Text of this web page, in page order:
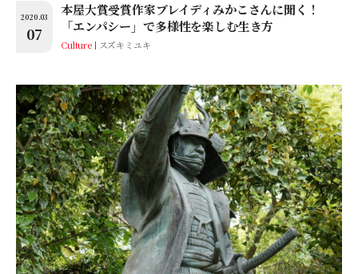
2020.03
07
本屋大賞受賞作家ブレイディみかこさんに聞く！
「エンパシー」で多様性を楽しむ生き方
Culture スズキミユキ